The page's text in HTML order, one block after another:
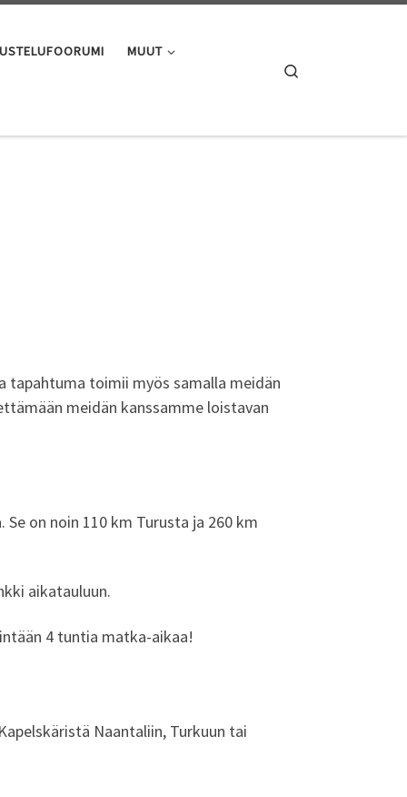
MUUT
tapahtuma toimii myös samalla meidän
meidän kanssamme loistavan
on noin 110 km Turusta ja 260 km
aikatauluun.
4 tuntia matka-aikaa!
Naantaliin, Turkuun tai